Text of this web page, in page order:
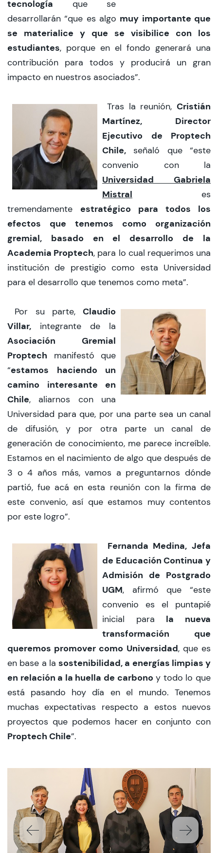
tecnología que se
desarrollarán “que es algo muy importante que
se materialice y que se visibilice con los
estudiantes, porque en el fondo generará una
contribución para todos y producirá un gran
impacto en nuestros asociados”.
Tras la reunión, Cristián
Martínez, Director
Ejecutivo de Proptech
Chile, señaló que “este
convenio con la
Universidad Gabriela
Mistral es
tremendamente estratégico para todos los
efectos que tenemos como organización
gremial, basado en el desarrollo de la
Academia Proptech, para lo cual requerimos una
institución de prestigio como esta Universidad
para el desarrollo que tenemos como meta”.
Por su parte, Claudio
Villar, integrante de la
Asociación Gremial
Proptech manifestó que
“estamos haciendo un
camino interesante en
Chile, aliarnos con una
Universidad para que, por una parte sea un canal
de difusión, y por otra parte un canal de
generación de conocimiento, me parece increíble.
Estamos en el nacimiento de algo que después de
3 o 4 años más, vamos a preguntarnos dónde
partió, fue acá en esta reunión con la firma de
este convenio, así que estamos muy contentos
por este logro”.
Fernanda Medina, Jefa
de Educación Continua y
Admisión de Postgrado
UGM, afirmó que “este
convenio es el puntapié
inicial para la nueva
transformación que
queremos promover como Universidad, que es
en base a la sostenibilidad, a energías limpias y
en relación a la huella de carbono y todo lo que
está pasando hoy día en el mundo. Tenemos
muchas expectativas respecto a estos nuevos
proyectos que podemos hacer en conjunto con
Proptech Chile”.